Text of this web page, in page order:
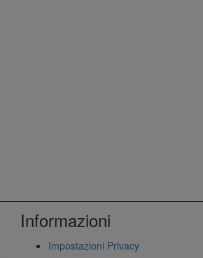
Informazioni
Impostazioni Privacy